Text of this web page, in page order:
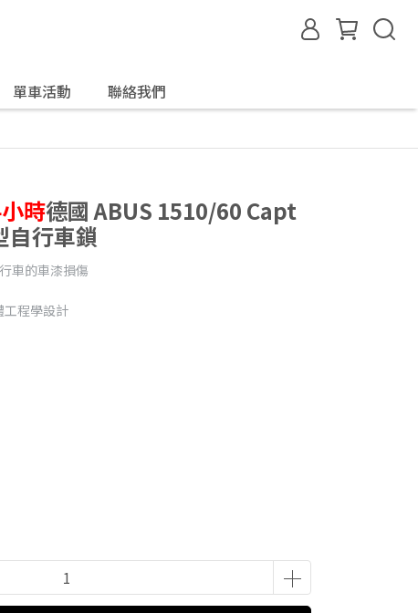
單車活動 聯絡我們
時德國 ABUS 1510/60 Capt
自行車鎖
車的車漆損傷
工程學設計